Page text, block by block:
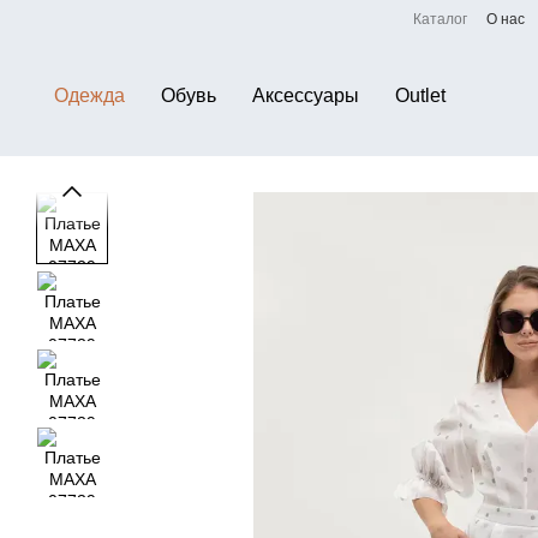
Каталог О нас
Одежда Обувь Аксессуары Outlet